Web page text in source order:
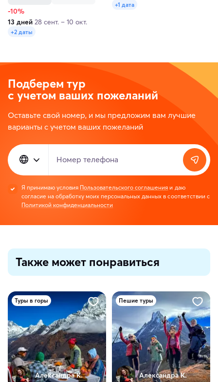
-10%
13 дней 28 сент. – 10 окт.
+2 даты
+1 дата
Подберем тур
с учетом ваших пожеланий
Оставьте свой номер, и мы предложим вам лучшие
варианты с учетом ваших пожеланий
Номер телефона
Я принимаю условия Пользовательского соглашения и даю
согласие на обработку моих персональных данных в соответствии с
Политикой конфиденциальности
Также может понравиться
Туры в горы
Александра К.
Пешие туры
Александра К.